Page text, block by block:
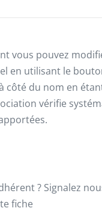
vous pouvez
en utilisant le
côté du nom en
vérifie
? Signalez
fiche